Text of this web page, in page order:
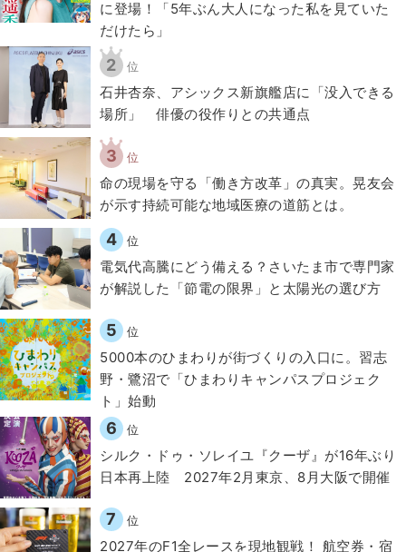
に登場！「5年ぶん大人になった私を見ていた
だけたら」
2 位
石井杏奈、アシックス新旗艦店に「没入できる
場所」 俳優の役作りとの共通点
3 位
​命の現場を守る「働き方改革」の真実。晃友会
が示す持続可能な地域医療の道筋とは。
4 位
電気代高騰にどう備える？さいたま市で専門家
が解説した「節電の限界」と太陽光の選び方
5 位
5000本のひまわりが街づくりの入口に。習志
野・鷺沼で「ひまわりキャンパスプロジェク
ト」始動
6 位
シルク・ドゥ・ソレイユ『クーザ』が16年ぶり
日本再上陸 2027年2月東京、8月大阪で開催
7 位
2027年のF1全レースを現地観戦！ 航空券・宿